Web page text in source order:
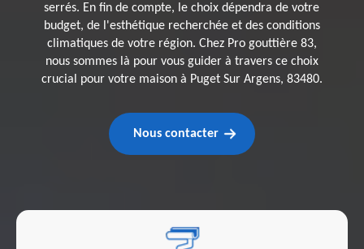
serrés. En fin de compte, le choix dépendra de votre
budget, de l'esthétique recherchée et des conditions
climatiques de votre région. Chez Pro gouttière 83,
nous sommes là pour vous guider à travers ce choix
crucial pour votre maison à Puget Sur Argens, 83480.
Nous contacter